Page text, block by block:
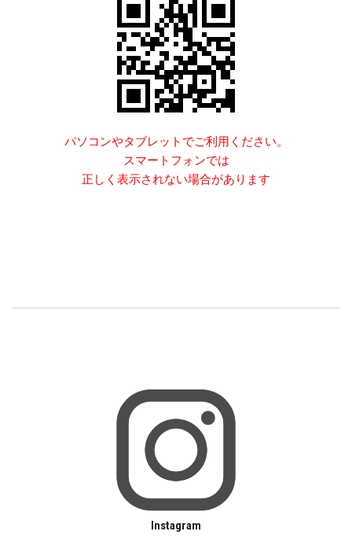
パソコンやタブレットでご利用ください。
スマートフォンでは
正しく表示されない場合があります
Instagram